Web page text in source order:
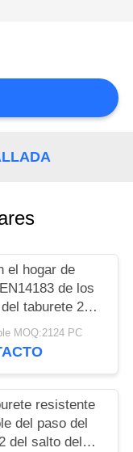
el hogar de
de los
taburete 2
del pedal
MOQ:2124 PC
resistente
del paso del
del salto del